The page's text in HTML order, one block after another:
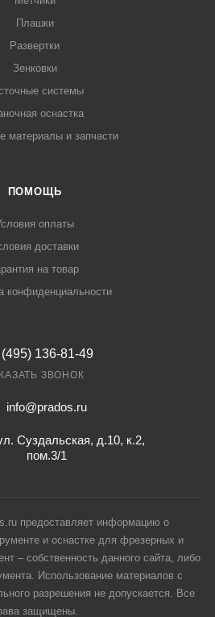
Плашки
Развертки
Зенковки
системы
оснастка
материалы и запчасти
ПОМОЩЬ
оплаты
доставки
на товар
конфиденциальности
136-81-49
ЗВОНОК
info@prados.ru
Суздальская, д.10, к.2,
пом.3/1
предоставляет информацию о
и оснастке для фрезерных и
– собственность данного сайта, либо
Использование материалов с
разрешения не допускается. Все
защищены.